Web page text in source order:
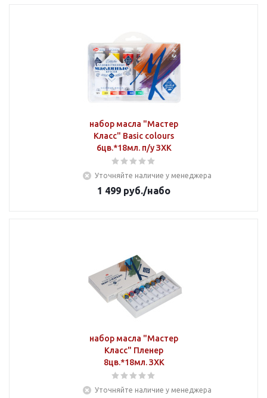
набор масла "Мастер
Класс" Basic colours
6цв.*18мл. п/у ЗХК
Уточняйте наличие у менеджера
1 499 руб./набо
набор масла "Мастер
Класс" Пленер
8цв.*18мл. ЗХК
Уточняйте наличие у менеджера